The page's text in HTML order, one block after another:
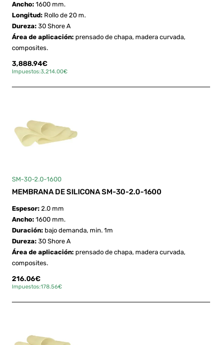
Ancho: 1600 mm.
Longitud: Rollo de 20 m.
Dureza: 30 Shore A
Área de aplicación: prensado de chapa, madera curvada,
composites.
3,888.94€
Impuestos:3,214.00€
SM-30-2.0-1600
MEMBRANA DE SILICONA SM-30-2.0-1600
Espesor: 2.0 mm
Ancho: 1600 mm.
Duración: bajo demanda, min. 1m
Dureza: 30 Shore A
Área de aplicación: prensado de chapa, madera curvada,
composites.
216.06€
Impuestos:178.56€